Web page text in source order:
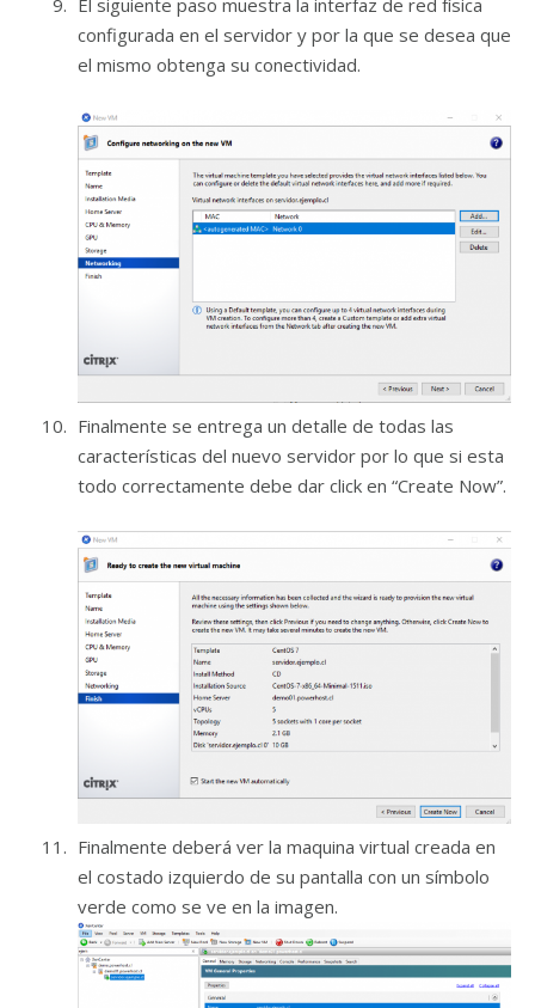
El siguiente paso muestra la interfaz de red física
configurada en el servidor y por la que se desea que
el mismo obtenga su conectividad.
Finalmente se entrega un detalle de todas las
características del nuevo servidor por lo que si esta
todo correctamente debe dar click en “Create Now”.
Finalmente deberá ver la maquina virtual creada en
el costado izquierdo de su pantalla con un símbolo
verde como se ve en la imagen.